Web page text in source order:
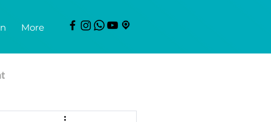
More